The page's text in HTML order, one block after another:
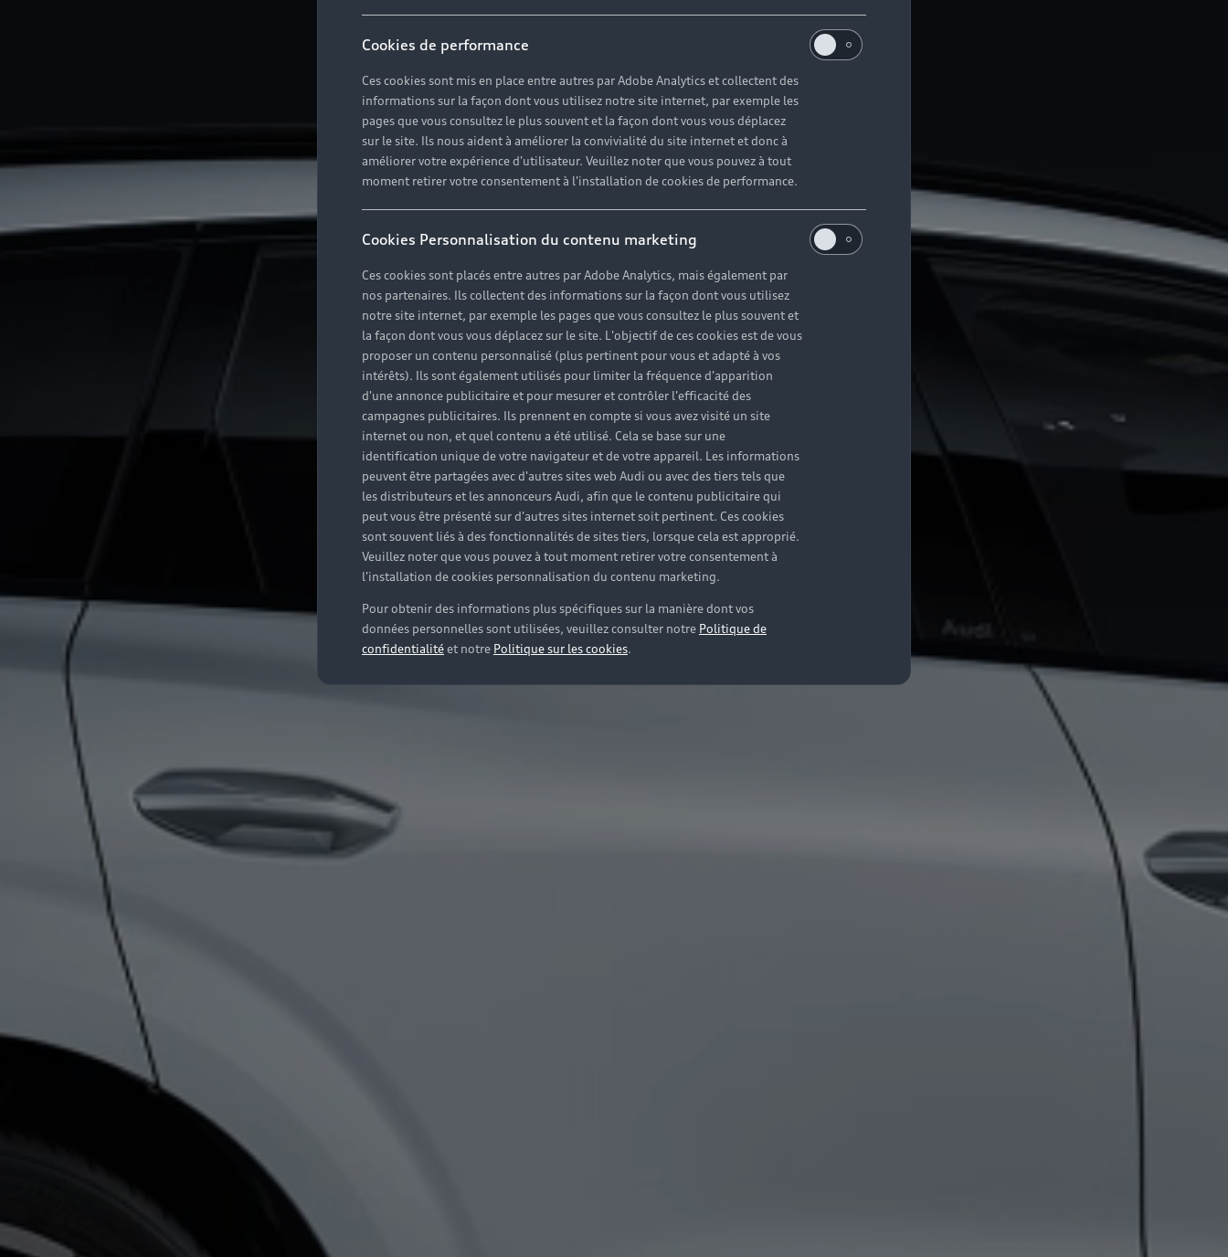
Cookies de performance
Ces cookies sont mis en place entre autres par Adobe Analytics et collectent des
informations sur la façon dont vous utilisez notre site internet, par exemple les
pages que vous consultez le plus souvent et la façon dont vous vous déplacez
sur le site. Ils nous aident à améliorer la convivialité du site internet et donc à
améliorer votre expérience d'utilisateur. Veuillez noter que vous pouvez à tout
moment retirer votre consentement à l'installation de cookies de performance.
Cookies Personnalisation du contenu marketing
Ces cookies sont placés entre autres par Adobe Analytics, mais également par
nos partenaires. Ils collectent des informations sur la façon dont vous utilisez
notre site internet, par exemple les pages que vous consultez le plus souvent et
la façon dont vous vous déplacez sur le site. L'objectif de ces cookies est de vous
proposer un contenu personnalisé (plus pertinent pour vous et adapté à vos
intérêts). Ils sont également utilisés pour limiter la fréquence d'apparition
d'une annonce publicitaire et pour mesurer et contrôler l'efficacité des
campagnes publicitaires. Ils prennent en compte si vous avez visité un site
internet ou non, et quel contenu a été utilisé. Cela se base sur une
identification unique de votre navigateur et de votre appareil. Les informations
peuvent être partagées avec d'autres sites web Audi ou avec des tiers tels que
les distributeurs et les annonceurs Audi, afin que le contenu publicitaire qui
peut vous être présenté sur d'autres sites internet soit pertinent. Ces cookies
sont souvent liés à des fonctionnalités de sites tiers, lorsque cela est approprié.
Veuillez noter que vous pouvez à tout moment retirer votre consentement à
l'installation de cookies personnalisation du contenu marketing.
Pour obtenir des informations plus spécifiques sur la manière dont vos
données personnelles sont utilisées, veuillez consulter notre Politique de
confidentialitéet notre Politique sur les cookies.